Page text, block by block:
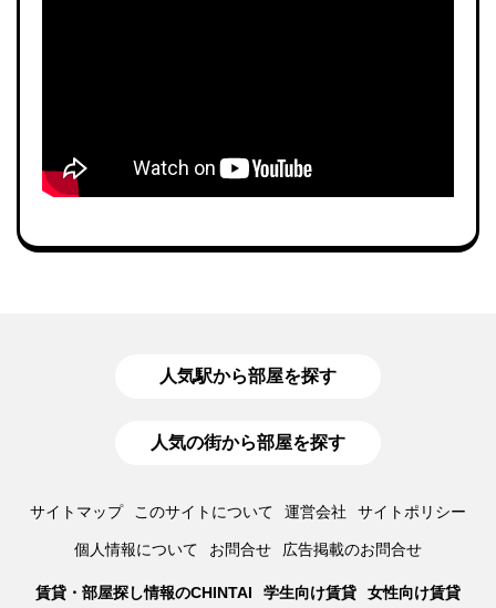
人気駅から部屋を探す
人気の街から部屋を探す
サイトマップ このサイトについて 運営会社 サイトポリシー
個人情報について お問合せ 広告掲載のお問合せ
賃貸・部屋探し情報のCHINTAI 学生向け賃貸 女性向け賃貸